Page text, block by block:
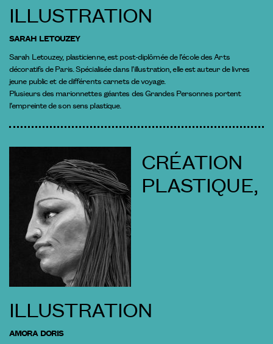
ILLUSTRATION
SARAH LETOUZEY
Sarah Letouzey, plasticienne, est post-diplômée de l’école des Arts
décoratifs de Paris. Spécialisée dans l’illustration, elle est auteur de livres
jeune public et de différents carnets de voyage.
Plusieurs des marionnettes géantes des Grandes Personnes portent
l’empreinte de son sens plastique.
CRÉATION
PLASTIQUE,
ILLUSTRATION
AMORA DORIS